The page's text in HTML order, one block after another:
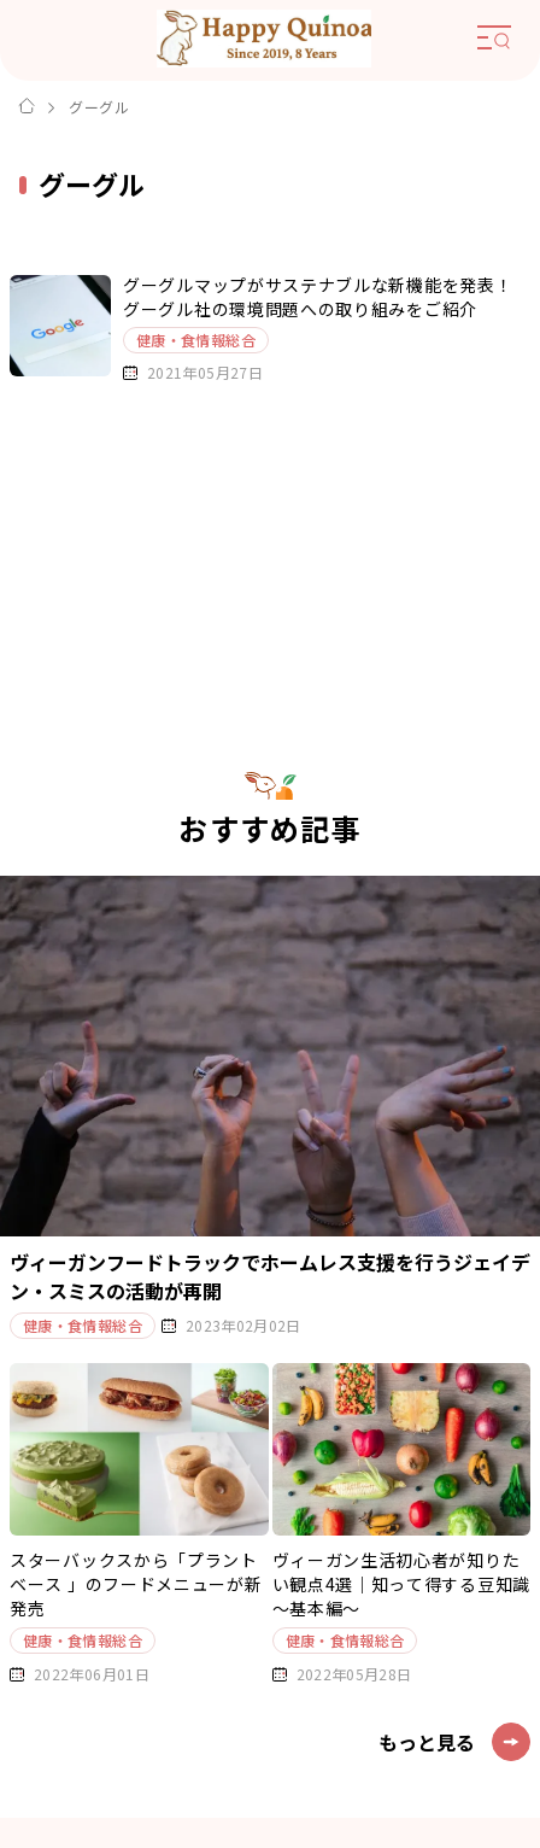
グーグル
グーグル
グーグルマップがサステナブルな新機能を発表！
グーグル社の環境問題への取り組みをご紹介
健康・食情報総合
2021年05月27日
おすすめ記事
ヴィーガンフードトラックでホームレス支援を行うジェイデ
ン・スミスの活動が再開
健康・食情報総合 2023年02月02日
スターバックスから「プラント
ベース 」のフードメニューが新
発売
健康・食情報総合
2022年06月01日
ヴィーガン生活初心者が知りた
い観点4選｜知って得する豆知識
～基本編～
健康・食情報総合
2022年05月28日
もっと見る